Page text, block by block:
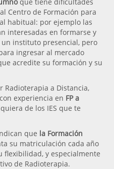
Centro de Formación para
habitual: por ejemplo las
interesadas en formarse y
instituto presencial, pero
ingresar al mercado
acredite su formación y su
Radioterapia a Distancia,
experiencia en FP a
de los IES que te
que la Formación
su matriculación cada año
flexibilidad, y especialmente
de Radioterapia.